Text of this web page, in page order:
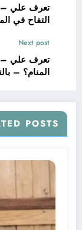
تعرف علي –
التفاح في
Next post
تعرف علي –
المنام؟ –
POSTS